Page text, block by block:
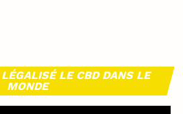
LE CBD DANS LE
MONDE